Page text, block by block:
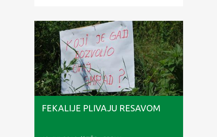
FEKALIJE PLIVAJU RESAVOM